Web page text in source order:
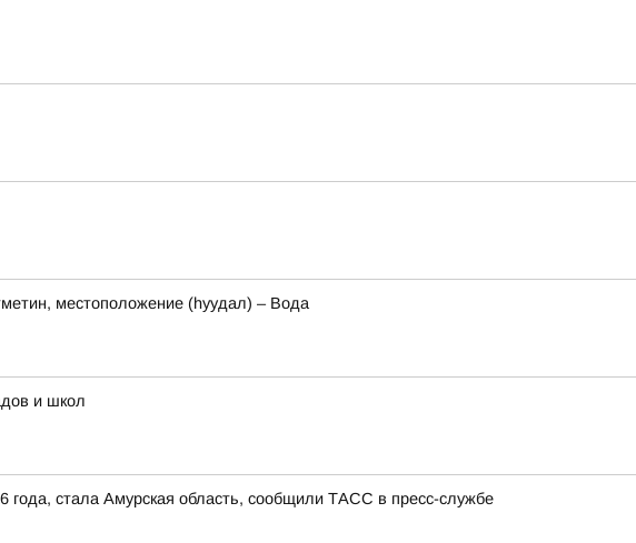
местоположение (hуудал) – Вода
и школ
года, стала Амурская область, сообщили ТАСС в пресс-службе